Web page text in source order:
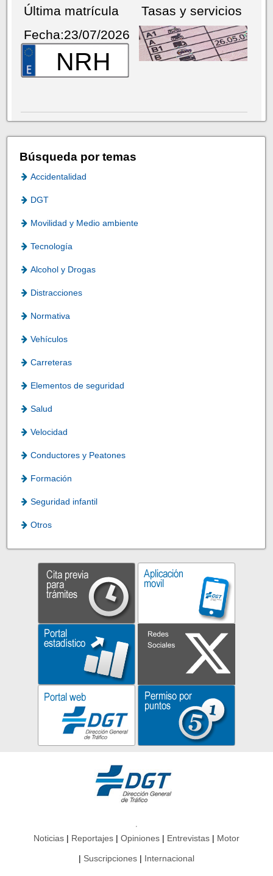
Última matrícula
Fecha:23/07/2026
NRH
Tasas y servicios
Búsqueda por temas
Accidentalidad
DGT
Movilidad y Medio ambiente
Tecnología
Alcohol y Drogas
Distracciones
Normativa
Vehículos
Carreteras
Elementos de seguridad
Salud
Velocidad
Conductores y Peatones
Formación
Seguridad infantil
Otros
Noticias Reportajes Opiniones Entrevistas Motor
Suscripciones Internacional